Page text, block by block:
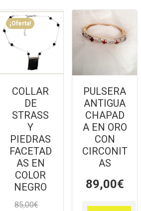
¡Oferta!
COLLAR
DE
STRASS
Y
PIEDRAS
FACETAD
AS EN
COLOR
NEGRO
85,00€
PULSERA
ANTIGUA
CHAPAD
A EN ORO
CON
CIRCONIT
AS
89,00€